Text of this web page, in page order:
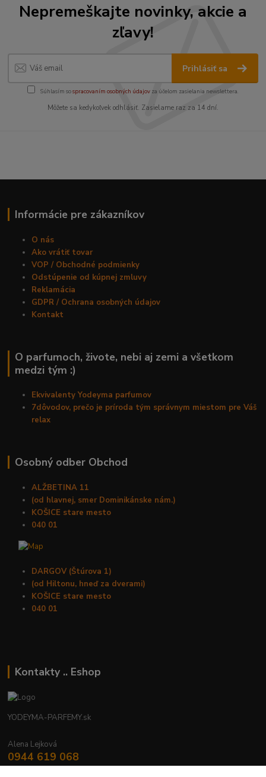
Nepremeškajte novinky, akcie a
zľavy!
Prihlásiť sa
Súhlasím sospracovaním osobných údajov za účelom zasielania newslettera.
Môžete sa kedykoľvek odhlásiť. Zasielame raz za 14 dní.
Informácie pre zákazníkov
O nás
Ako vrátiť tovar
VOP / Obchodné podmienky
Odstúpenie od kúpnej zmluvy
Reklamácia
GDPR / Ochrana osobných údajov
Kontakt
O parfumoch, živote, nebi aj zemi a všetkom
medzi tým :)
Ekvivalenty Yodeyma parfumov
7dôvodov, prečo je príroda tým správnym miestom pre Váš
relax
Osobný odber Obchod
ALŽBETINA 11
(od hlavnej, smer Dominikánske nám.)
KOŠICE stare mesto
040 01
DARGOV (Štúrova 1)
(od Hiltonu, hneď za dverami)
KOŠICE stare mesto
040 01
Kontakty .. Eshop
YODEYMA-PARFEMY.sk
Alena Lejková
0944 619 068
Nonstop